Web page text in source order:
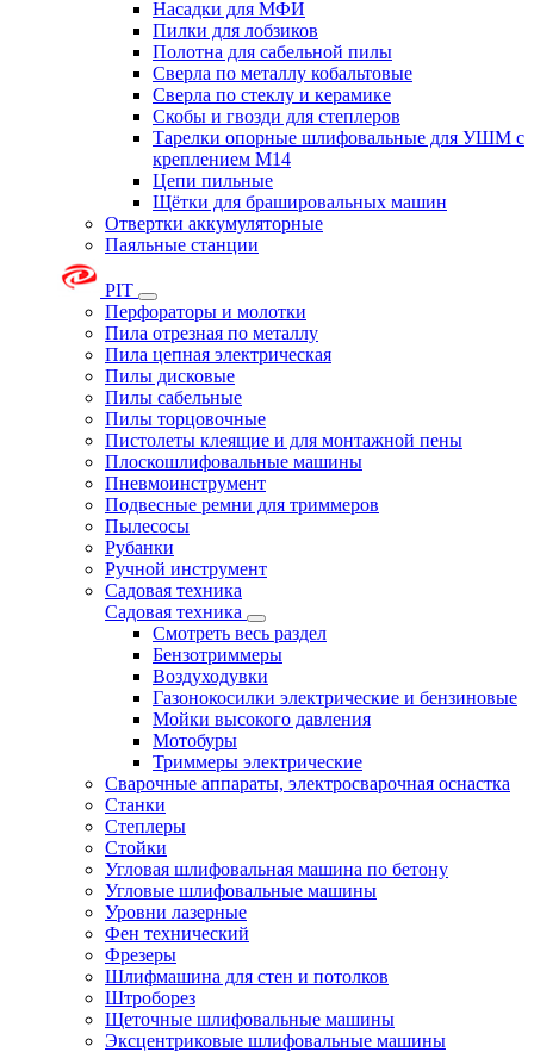
Насадки для МФИ
Пилки для лобзиков
Полотна для сабельной пилы
Сверла по металлу кобальтовые
Сверла по стеклу и керамике
Скобы и гвозди для степлеров
Тарелки опорные шлифовальные для УШМ с
креплением М14
Цепи пильные
Щётки для брашировальных машин
Отвертки аккумуляторные
Паяльные станции
PIT
Перфораторы и молотки
Пила отрезная по металлу
Пила цепная электрическая
Пилы дисковые
Пилы сабельные
Пилы торцовочные
Пистолеты клеящие и для монтажной пены
Плоскошлифовальные машины
Пневмоинструмент
Подвесные ремни для триммеров
Пылесосы
Рубанки
Ручной инструмент
Садовая техника
Садовая техника
Смотреть весь раздел
Бензотриммеры
Воздуходувки
Газонокосилки электрические и бензиновые
Мойки высокого давления
Мотобуры
Триммеры электрические
Сварочные аппараты, электросварочная оснастка
Станки
Степлеры
Стойки
Угловая шлифовальная машина по бетону
Угловые шлифовальные машины
Уровни лазерные
Фен технический
Фрезеры
Шлифмашина для стен и потолков
Штроборез
Щеточные шлифовальные машины
Эксцентриковые шлифовальные машины